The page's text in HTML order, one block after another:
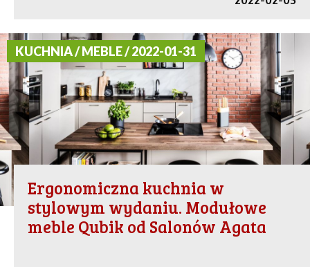
KUCHNIA / MEBLE / 2022-01-31
Ergonomiczna kuchnia w
stylowym wydaniu. Modułowe
meble Qubik od Salonów Agata